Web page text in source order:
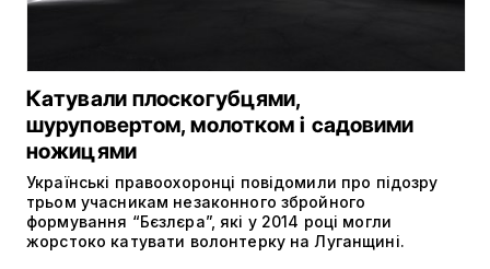
Катували плоскогубцями,
шуруповертом, молотком і садовими
ножицями
Українські правоохоронці повідомили про підозру
трьом учасникам незаконного збройного
формування “Бєзлєра”, які у 2014 році могли
жорстоко катувати волонтерку на Луганщині.